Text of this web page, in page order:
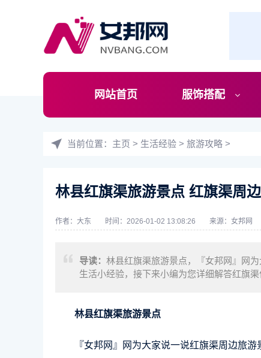
网站首页 服饰搭配
当前位置： 主页 > 生活经验 > 旅游攻略 >
林县红旗渠旅游景点 红旗渠周
作者：大东 时间：2026-01-02 13:08:26 来源： 女邦网
导读： 林县红旗渠旅游景点，『女邦网』网
生活小经验，接下来小编为您详细解答红旗
林县红旗渠旅游景点
『女邦网』网为大家说一说红旗渠周边旅